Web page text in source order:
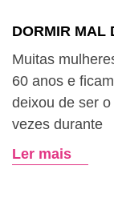
DORMIR MAL
Muitas
60 anos e
deixou de ser
vezes durante
Ler mais